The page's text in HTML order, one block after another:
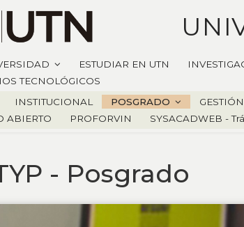
ESTUDIAR EN UTN
TECNOLÓGICOS
INSTITUCIONAL POSGRADO
ABIERTO
PROFORVIN SYSACADWEB -
- Posgrado